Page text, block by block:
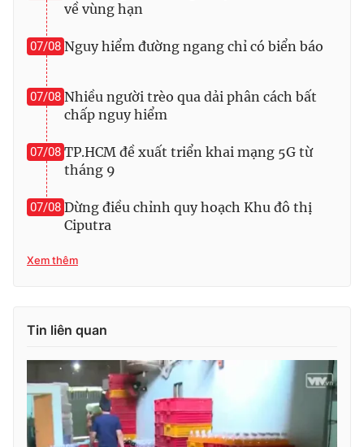
Tư vấn
Chuyên mục khác
Emagazine
Photo Infographic
Video Shorts video
VTV Money VTV Thể thao
VTV9 VTV8
Liên hệ tòa soạn English
về vùng hạn
07/08 Nguy hiểm đường ngang chỉ có biển báo
07/08 Nhiều người trèo qua dải phân cách bất
chấp nguy hiểm
07/08 TP.HCM đề xuất triển khai mạng 5G từ
tháng 9
07/08 Dừng điều chỉnh quy hoạch Khu đô thị
Ciputra
Xem thêm
Tin liên quan